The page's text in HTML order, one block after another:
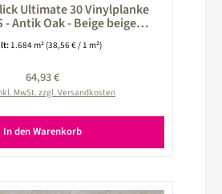
Ultimate 30 Vinylplanke
- Antik Oak - Beige beige
260025001
1.684 m² (38,56 € / 1 m²)
Regulärer Preis:
64,93 €
MwSt. zzgl. Versandkosten
In den Warenkorb